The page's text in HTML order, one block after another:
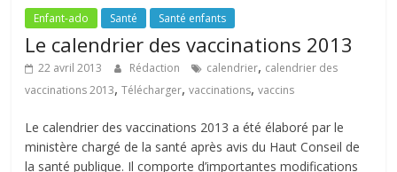
Enfant-ado Santé Santé enfants
Le calendrier des vaccinations 2013
22 avril 2013 Rédaction calendrier, calendrier des
vaccinations 2013,Télécharger,vaccinations,vaccins
Le calendrier des vaccinations 2013 a été élaboré par le
ministère chargé de la santé après avis du Haut Conseil de
la santé publique. Il comporte d’importantes modifications